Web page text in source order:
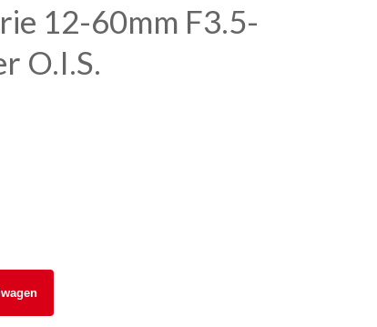
12-60mm F3.5-
O.I.S.